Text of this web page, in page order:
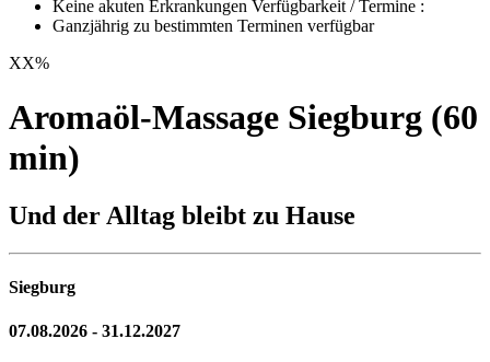
Keine akuten Erkrankungen Verfügbarkeit / Termine :
Ganzjährig zu bestimmten Terminen verfügbar
XX%
Aromaöl-Massage Siegburg (60
min)
Und der Alltag bleibt zu Hause
Siegburg
07.08.2026 - 31.12.2027